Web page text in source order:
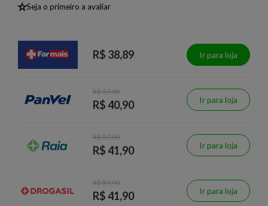
★Seja o primeiro a avaliar
R$ 38,89 Ir para loja
R$ 57,90
R$ 40,90 Ir para loja
R$ 57,90
R$ 41,90 Ir para loja
R$ 57,90
R$ 41,90 Ir para loja